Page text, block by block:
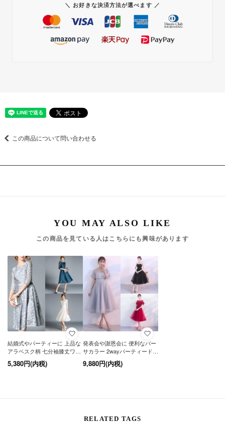
＼ お好きな決済方法が選べます ／
この商品について問い合わせる
この商品を見ている人はこちらにも興味があります
結婚式やパーティーに 上品な
アラベスク柄 七分袖膝丈ワン
5,380円(内税)
発表会や謝恩会に 便利なバー
サカラー 2wayパーティードレ
9,880円(内税)
RELATED TAGS